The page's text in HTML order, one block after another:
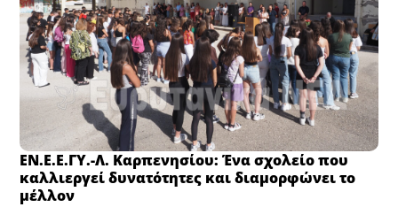
ΕΝ.Ε.Ε.ΓΥ.-Λ. Καρπενησίου: Ένα σχολείο που
καλλιεργεί δυνατότητες και διαμορφώνει το
μέλλον